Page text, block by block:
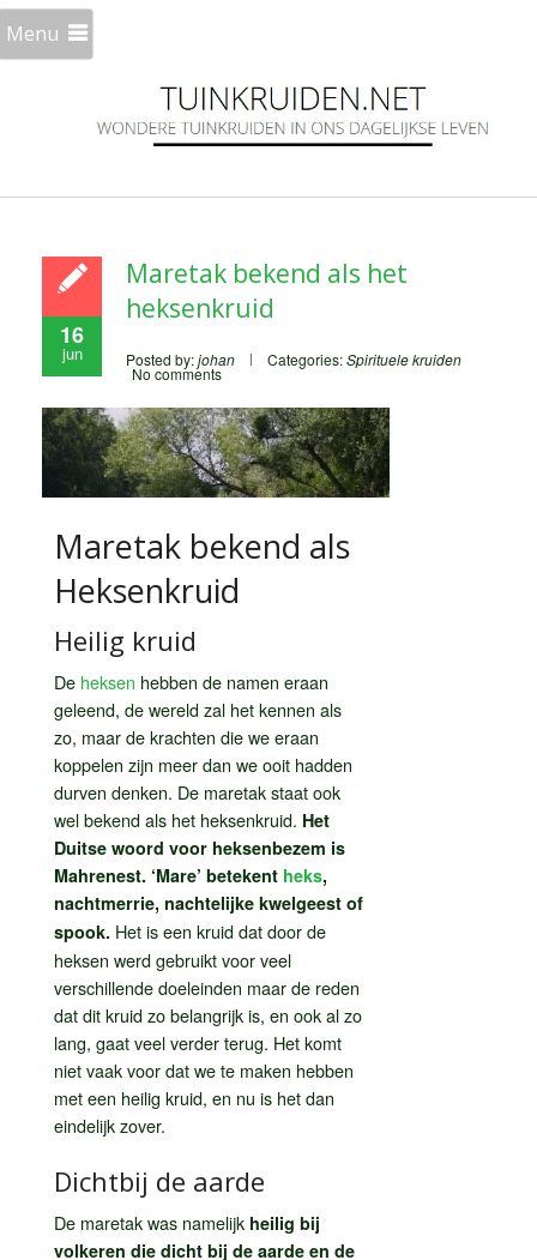
Menu
16
jun
Maretak bekend als het
heksenkruid
Posted by:johan Categories:Spirituele kruiden
No comments
Maretak bekend als
Heksenkruid
Heilig kruid
De heksen hebben de namen eraan
geleend, de wereld zal het kennen als
zo, maar de krachten die we eraan
koppelen zijn meer dan we ooit hadden
durven denken. De maretak staat ook
wel bekend als het heksenkruid. Het
Duitse woord voor heksenbezem is
Mahrenest. ‘Mare’ betekent heks,
nachtmerrie, nachtelijke kwelgeest of
spook. Het is een kruid dat door de
heksen werd gebruikt voor veel
verschillende doeleinden maar de reden
dat dit kruid zo belangrijk is, en ook al zo
lang, gaat veel verder terug. Het komt
niet vaak voor dat we te maken hebben
met een heilig kruid, en nu is het dan
eindelijk zover.
Dichtbij de aarde
De maretak was namelijk heilig bij
volkeren die dicht bij de aarde en de